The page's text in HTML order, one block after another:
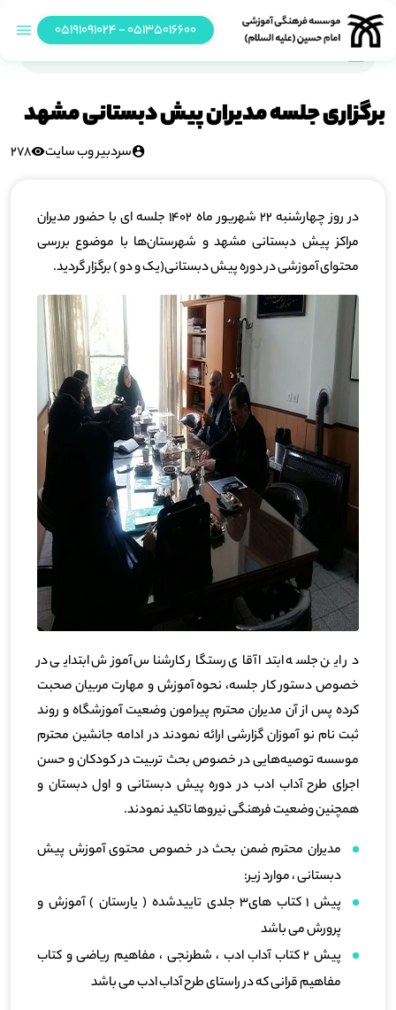
05135016600 - 05191091024
برگزاری جلسه مدیران پیش دبستانی مشهد
سردبیر وب سایت 278
در روز چهارشنبه 22 شهریور ماه 1402 جلسه ای با حضور مدیران
مراکز پیش دبستانی مشهد و شهرستان‌ها با موضوع بررسی
محتوای آموزشی در دوره‌ پیش دبستانی(یک و دو ) برگزار گردید.
در این جلسه ابتدا آقای رستگار کارشناس آموزش ابتدایی در
خصوص دستور کار جلسه، نحوه آموزش و مهارت مربیان صحبت
کرده پس از آن مدیران محترم پیرامون وضعیت آموزشگاه و روند
ثبت نام نو آموزان گزارشی ارائه نمودند در ادامه جانشین محترم
موسسه توصیه‌هایی در خصوص بحث تربیت در کودکان و حسن
اجرای طرح آداب ادب در دوره پیش دبستانی و اول دبستان و
همچنین وضعیت فرهنگی نیروها تاکید نمودند.
مدیران محترم ضمن بحث در خصوص محتوی آموزش پیش
دبستانی ، موارد زیر:
پیش 1 کتاب های3 جلدی تاییدشده ( یارستان ) آموزش و
پرورش می باشد
پیش 2 کتاب آداب ادب ، شطرنجی ، مفاهیم ریاضی و کتاب
مفاهیم قرانی که در راستای طرح آداب ادب می باشد